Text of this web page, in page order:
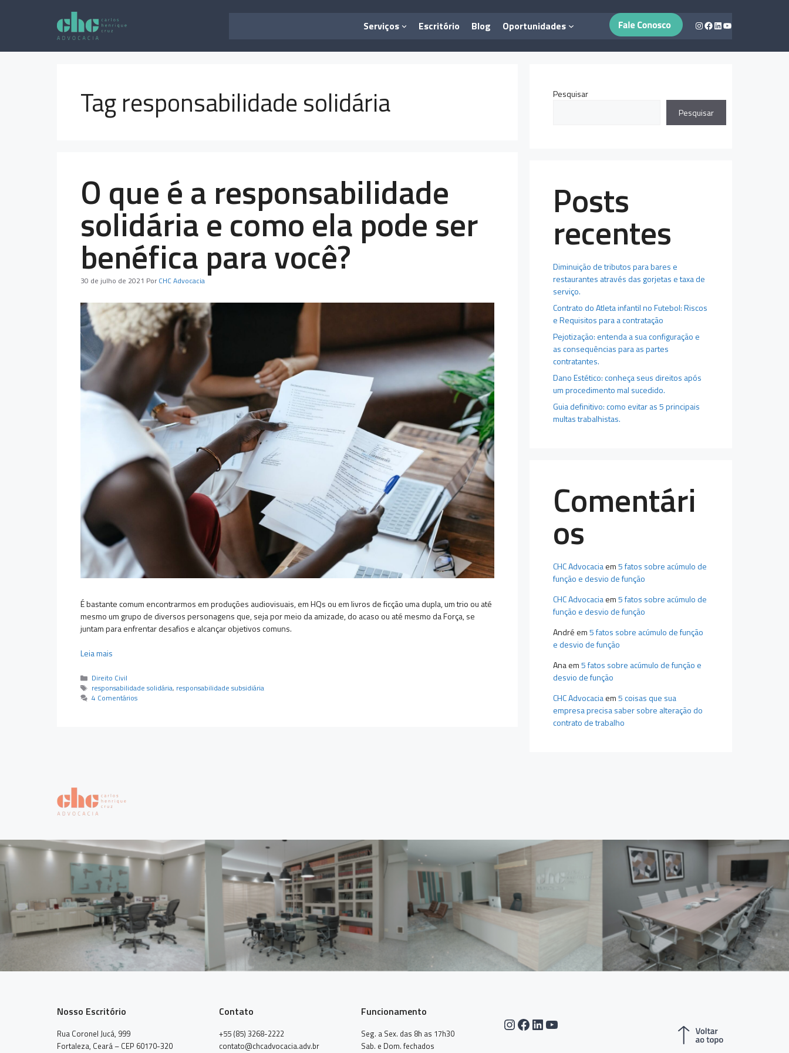
Serviços Escritório Blog Oportunidades Instagram
Facebook
LinkedIn
Youtube
Tag responsabilidade solidária
O que é a responsabilidade
solidária e como ela pode ser
benéfica para você?
30 de julho de 2021 Por CHC Advocacia
É bastante comum encontrarmos em produções audiovisuais, em HQs ou em livros de ficção uma dupla, um trio ou até
mesmo um grupo de diversos personagens que, seja por meio da amizade, do acaso ou até mesmo da Força, se
juntam para enfrentar desafios e alcançar objetivos comuns.
Leia mais
Categorias
Direito Civil
Tags
responsabilidade solidária, responsabilidade subsidiária
4 Comentários
Pesquisar
Pesquisar
Posts
recentes
Diminuição de tributos para bares e
restaurantes através das gorjetas e taxa de
serviço.
Contrato do Atleta infantil no Futebol: Riscos
e Requisitos para a contratação
Pejotização: entenda a sua configuração e
as consequências para as partes
contratantes.
Dano Estético: conheça seus direitos após
um procedimento mal sucedido.
Guia definitivo: como evitar as 5 principais
multas trabalhistas.
Comentári
os
CHC Advocaciaem5 fatos sobre acúmulo de
função e desvio de função
CHC Advocaciaem5 fatos sobre acúmulo de
função e desvio de função
André em5 fatos sobre acúmulo de função
e desvio de função
Anaem5 fatos sobre acúmulo de função e
desvio de função
CHC Advocaciaem5 coisas que sua
empresa precisa saber sobre alteração do
contrato de trabalho
Nosso Escritório
Rua Coronel Jucá, 999
Fortaleza, Ceará – CEP 60170-320
Contato
+55 (85) 3268-2222
contato@chcadvocacia.adv.br
Funcionamento
Seg. a Sex. das 8h as 17h30
Sab. e Dom. fechados
Instagram
Facebook
LinkedIn
Youtube